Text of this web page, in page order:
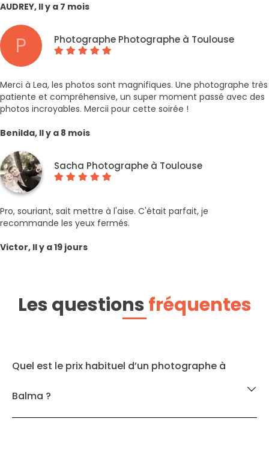
AUDREY, Il y a 7 mois
P Photographe Photographe à Toulouse
Merci à Lea, les photos sont magnifiques. Une photographe très
patiente et compréhensive, un super moment passé avec des
photos incroyables. Mercii pour cette soirée !
Benilda, Il y a 8 mois
Sacha Photographe à Toulouse
Pro, souriant, sait mettre à l'aise. C'était parfait, je
recommande les yeux fermés.
Victor, Il y a 19 jours
Les questionsfréquentes
Quel est le prix habituel d’un photographe à
Balma ?